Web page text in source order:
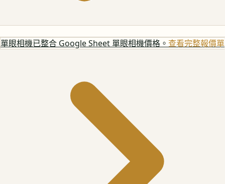
單眼相機已整合 Google Sheet 單眼相機價格。 查看完整報價單